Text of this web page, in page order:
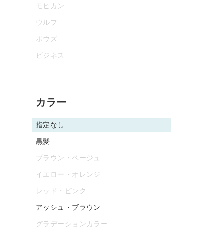
モヒカン
ウルフ
ボウズ
ビジネス
カラー
指定なし
黒髪
ブラウン・ベージュ
イエロー・オレンジ
レッド・ピンク
アッシュ・ブラウン
グラデーションカラー